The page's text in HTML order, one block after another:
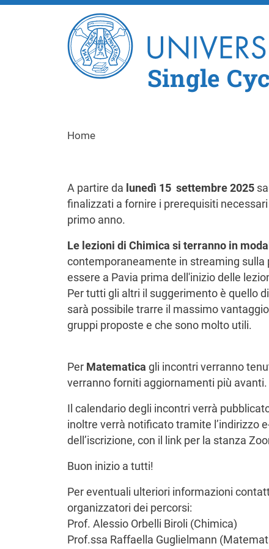
Single
Home
A partire da lunedì 15 settembre 2025
finalizzati a fornire i prerequisiti
primo anno.
Le lezioni di Chimica si terranno in
contemporaneamente in streaming
essere a Pavia prima dell'inizio delle
Per tutti gli altri il suggerimento è quello
sarà possibile trarre il massimo
gruppi proposte e che sono molto utili.
Per Matematica gli incontri verranno
verranno forniti aggiornamenti più avanti.
Il calendario degli incontri verrà
inoltre verrà notificato tramite l’indirizzo
dell’iscrizione, con il link per la stanza
Buon inizio a tutti!
Per eventuali ulteriori informazioni
organizzatori dei percorsi:
Prof. Alessio Orbelli Biroli (Chimica)
Prof.ssa Raffaella Guglielmann